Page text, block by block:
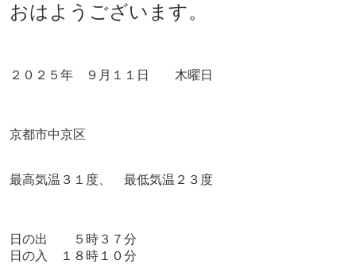
おはようございます。
２０２５年 ９月１１ 日 木曜日
京都市中京区
最高気温３１度、 最低気温２３度
日の出 ５時３７ 分
日の入 １８時１０分